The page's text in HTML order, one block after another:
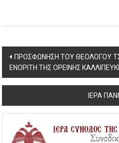
Post
navigation
ΠΡΟΣΦΩΝΗΣΗ ΤΟΥ ΘΕΟΛΟΓΟΥ
ΕΝΟΡΙΤΗ ΤΗΣ ΟΡΕΙΝΗΣ
ΙΕΡΑ